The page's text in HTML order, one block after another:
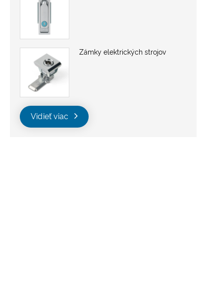
Zámky elektrických strojov
Vidieť viac